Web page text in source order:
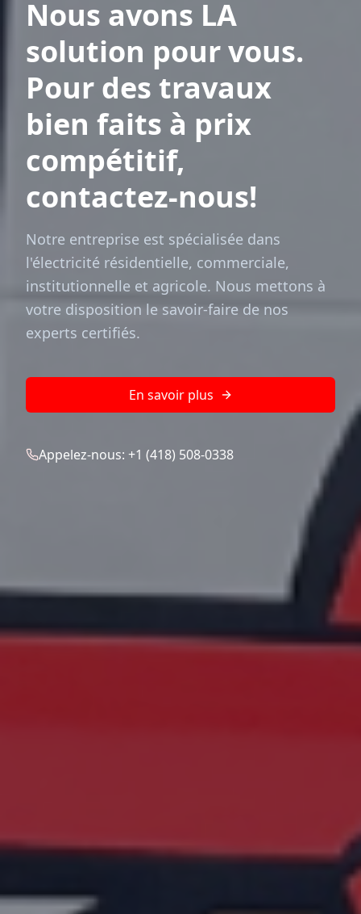
Nous avons LA
solution pour vous.
Pour des travaux
bien faits à prix
compétitif,
contactez-nous!
Notre entreprise est spécialisée dans
l'électricité résidentielle, commerciale,
institutionnelle et agricole. Nous mettons à
votre disposition le savoir-faire de nos
experts certifiés.
En savoir plus
Appelez-nous: +1 (418) 508-0338